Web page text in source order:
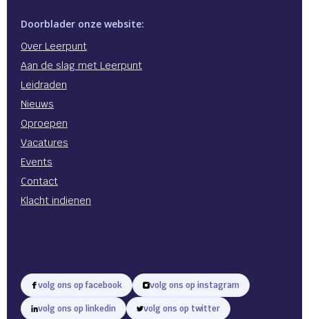
Doorblader onze website:
Over Leerpunt
Aan de slag met Leerpunt
Leidraden
Nieuws
Oproepen
Vacatures
Events
Contact
Klacht indienen
volg ons op facebook volg ons op instagram
volg ons op linkedin volg ons op twitter